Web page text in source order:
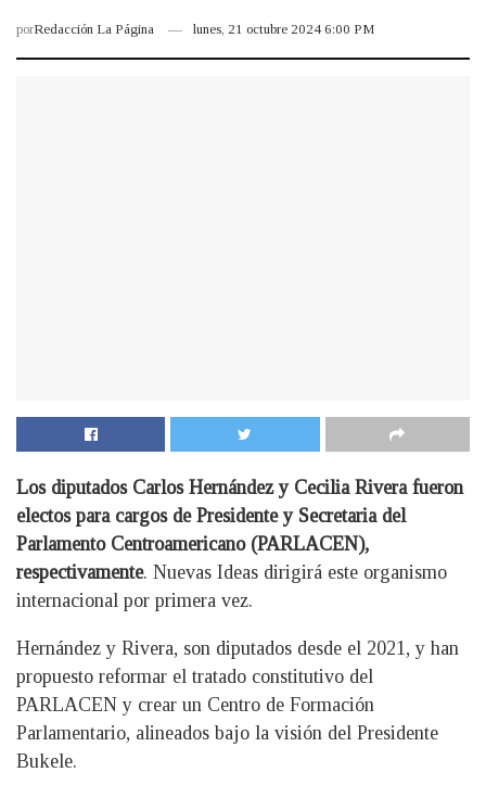
porRedacción La Página lunes, 21 octubre 2024 6:00 PM
Los diputados Carlos Hernández y Cecilia Rivera fueron
electos para cargos de Presidente y Secretaria del
Parlamento Centroamericano (PARLACEN),
respectivamente. Nuevas Ideas dirigirá este organismo
internacional por primera vez.
Hernández y Rivera, son diputados desde el 2021, y han
propuesto reformar el tratado constitutivo del
PARLACEN y crear un Centro de Formación
Parlamentario, alineados bajo la visión del Presidente
Bukele.